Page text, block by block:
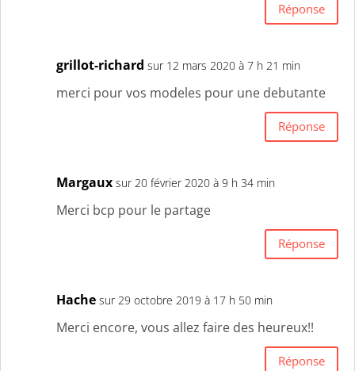
Réponse
grillot-richard sur 12 mars 2020 à 7 h 21 min
merci pour vos modeles pour une debutante
Réponse
Margaux sur 20 février 2020 à 9 h 34 min
Merci bcp pour le partage
Réponse
Hache sur 29 octobre 2019 à 17 h 50 min
Merci encore, vous allez faire des heureux!!
Réponse